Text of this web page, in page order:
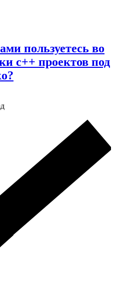
пользуетесь во
c++ проектов под